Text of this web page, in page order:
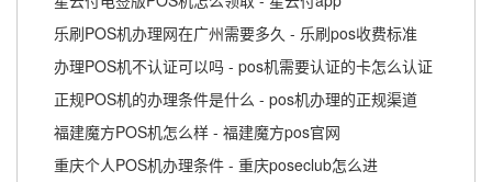
乐刷POS机办理网在广州需要多久 - 乐刷pos收费标准
办理POS机不认证可以吗 - pos机需要认证的卡怎么认证
正规POS机的办理条件是什么 - pos机办理的正规渠道
福建魔方POS机怎么样 - 福建魔方pos官网
重庆个人POS机办理条件 - 重庆poseclub怎么进